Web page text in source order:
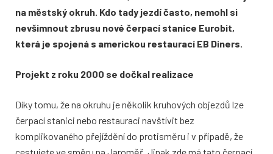
na městský okruh. Kdo tady jezdí často, nemohl si
nevšimnout zbrusu nové čerpací stanice Eurobit,
která je spojená s americkou restaurací EB Diners.
Projekt z roku 2000 se dočkal realizace
Díky tomu, že na okruhu je několik kruhových objezdů lze
čerpací stanici nebo restauraci navštívit bez
komplikovaného přejíždění do protisměru i v případě, že